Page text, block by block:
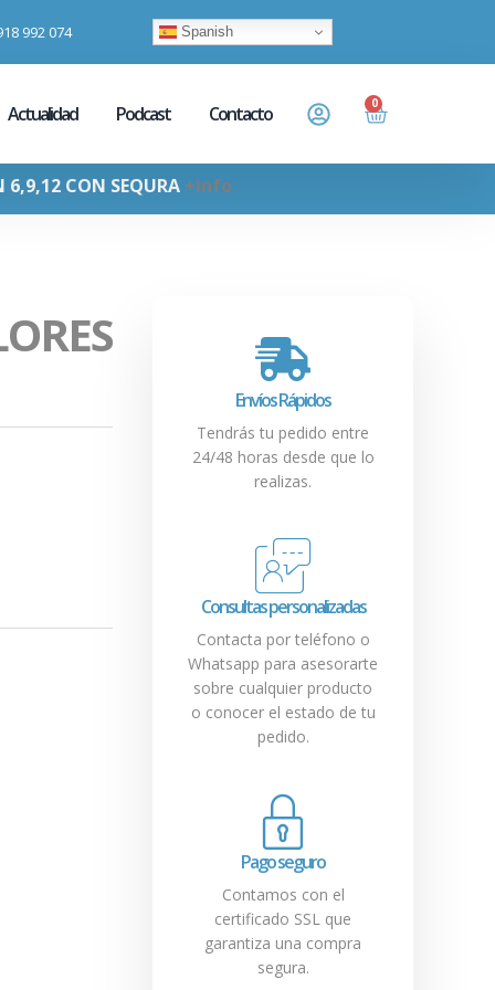
992 074 Spanish
Actualidad Podcast Contacto 0
6,9,12 CON SEQURA +info
Envíos Rápidos
Tendrás tu pedido entre
24/48 horas desde que lo
realizas.
Consultas personalizadas
Contacta por teléfono o
Whatsapp para asesorarte
sobre cualquier producto
o conocer el estado de tu
pedido.
Pago seguro
Contamos con el
certificado SSL que
garantiza una compra
segura.